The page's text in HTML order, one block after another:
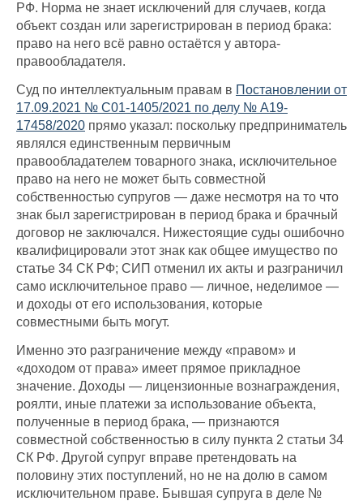
РФ. Норма не знает исключений для случаев, когда
объект создан или зарегистрирован в период брака:
право на него всё равно остаётся у автора-
правообладателя.
Суд по интеллектуальным правам в Постановлении от
17.09.2021 № С01-1405/2021 по делу № А19-
17458/2020 прямо указал: поскольку предприниматель
являлся единственным первичным
правообладателем товарного знака, исключительное
право на него не может быть совместной
собственностью супругов — даже несмотря на то что
знак был зарегистрирован в период брака и брачный
договор не заключался. Нижестоящие суды ошибочно
квалифицировали этот знак как общее имущество по
статье 34 СК РФ; СИП отменил их акты и разграничил
само исключительное право — личное, неделимое —
и доходы от его использования, которые
совместными быть могут.
Именно это разграничение между «правом» и
«доходом от права» имеет прямое прикладное
значение. Доходы — лицензионные вознаграждения,
роялти, иные платежи за использование объекта,
полученные в период брака, — признаются
совместной собственностью в силу пункта 2 статьи 34
СК РФ. Другой супруг вправе претендовать на
половину этих поступлений, но не на долю в самом
исключительном праве. Бывшая супруга в деле №